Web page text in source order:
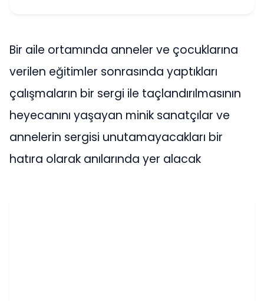
Bir aile ortamında anneler ve çocuklarına
verilen eğitimler sonrasında yaptıkları
çalışmaların bir sergi ile taçlandırılmasının
heyecanını yaşayan minik sanatçılar ve
annelerin sergisi unutamayacakları bir
hatıra olarak anılarında yer alacak